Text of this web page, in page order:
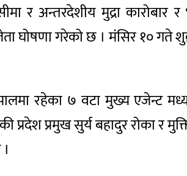
र अन्तरदेशीय मुद्रा
घोषणा गरेको छ । मंसिर १० गते
रहेका ७ वटा मुख्य एजेन्ट
प्रदेश प्रमुख सुर्य बहादुर रोका